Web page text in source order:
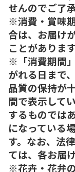
せんのでご了
※消費・賞味
合は、お届け
ことがありま
※「消費期間
がれる日まで
品質の保持が
間で表示して
するものでは
になっている
す。なお、法
ては、各お届
※花卉・花弁